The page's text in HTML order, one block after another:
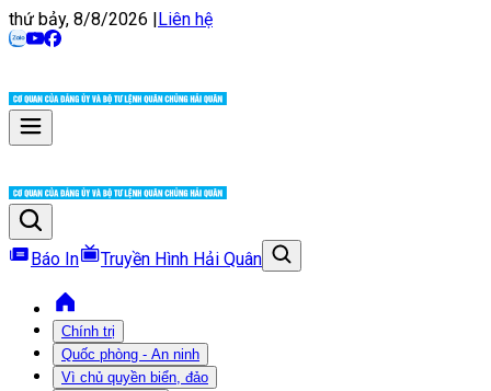
thứ bảy, 8/8/2026 |Liên hệ
Báo In Truyền Hình Hải Quân
Chính trị
Quốc phòng - An ninh
Vì chủ quyền biển, đảo